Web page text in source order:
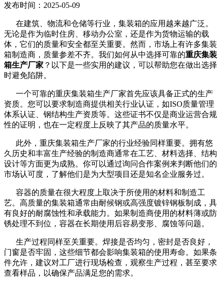
发布时间：2025-05-09
在建筑、物流和仓储等行业，集装箱的应用越来越广泛。
无论是作为临时住房、移动办公室，还是作为货物运输的载
体，它们的质量和安全都至关重要。然而，市场上有许多集装
箱制造商，质量参差不齐。我们如何从中选择可靠的重庆集装
箱生产厂家 ？以下是一些实用的建议，可以帮助您在做出选择
时避免陷阱。
一个可靠的重庆集装箱生产厂家首先应该具备正式的生产
资质。您可以要求制造商提供相关行业认证，如ISO质量管理
体系认证、钢结构生产资质等。这些证书不仅是商业运营合规
性的证明，也在一定程度上反映了其产品的质量水平。
此外，重庆集装箱生产厂家的行业经验同样重要。拥有悠
久历史和丰富生产经验的制造商通常在工艺、材料选择、结构
设计等方面更为成熟。你可以通过询问合作案例来判断他们的
市场认可度，了解他们是为大型项目还是知名企业服务过。
容器的质量在很大程度上取决于所使用的材料和制造工
艺。高质量的集装箱通常由耐候钢或高强度镀锌钢板制成，具
有良好的耐腐蚀性和承载能力。如果制造商使用的材料薄或防
锈处理不到位，容器在长期使用后容易变形、腐蚀等问题。
生产过程同样至关重要。焊接是否均匀，密封是否良好，
门窗是否牢固，这些细节都会影响集装箱的使用寿命。如果条
件允许，建议对工厂进行现场检查，观察生产过程，甚至要求
查看样品，以确保产品满足您的需求。